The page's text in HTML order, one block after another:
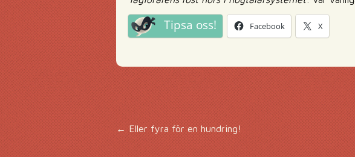
Tipsa oss! Facebook X
Inläggsnavigering
←Eller fyra för en hundring!